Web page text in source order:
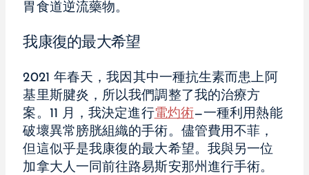
胃食道逆流藥物。
我康復的最大希望
2021 年春天，我因其中一種抗生素而患上阿
基里斯腱炎，所以我們調整了我的治療方
案。11 月，我決定進行電灼術—一種利用熱能
破壞異常膀胱組織的手術。儘管費用不菲，
但這似乎是我康復的最大希望。我與另一位
加拿大人一同前往路易斯安那州進行手術。